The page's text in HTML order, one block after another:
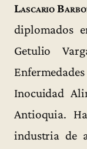
Lascario
diplomados
Getulio
Inocuidad
Antioquia.
industria de